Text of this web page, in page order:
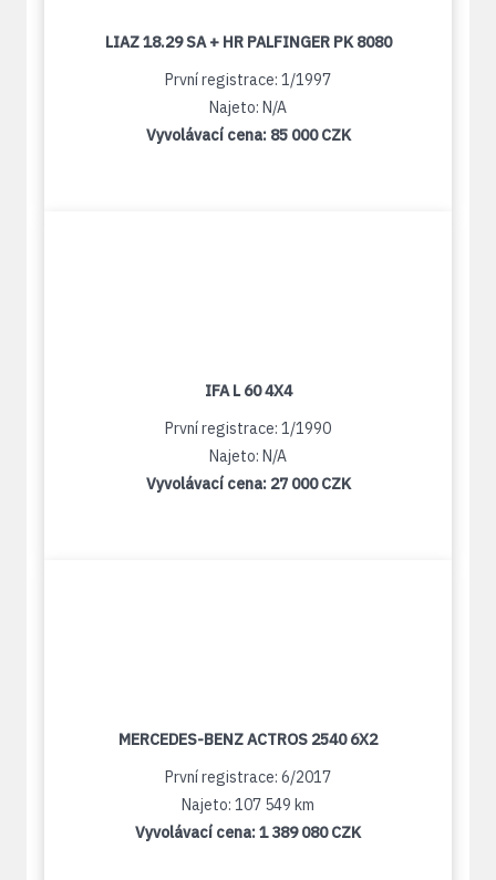
LIAZ 18.29 SA + HR PALFINGER PK 8080
První registrace: 1/1997
Najeto: N/A
Vyvolávací cena: 85 000 CZK
IFA L 60 4X4
První registrace: 1/1990
Najeto: N/A
Vyvolávací cena: 27 000 CZK
MERCEDES-BENZ ACTROS 2540 6X2
První registrace: 6/2017
Najeto: 107 549 km
Vyvolávací cena:1 389 080 CZK